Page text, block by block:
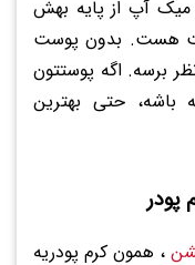
آپ از پایه بهش
هست. بدون پوست
برسه. اگه پوستتون
حتی بهترین
پودر
، همون کرم پودریه